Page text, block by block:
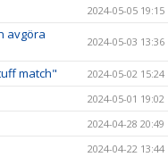
2024-05-05 19:15
avgöra
2024-05-03 13:36
match" 2024-05-02 15:24
2024-05-01 19:02
2024-04-28 20:49
2024-04-22 13:44